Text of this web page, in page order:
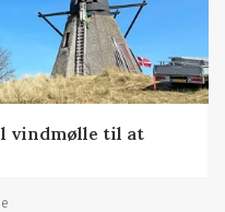
vindmølle til at